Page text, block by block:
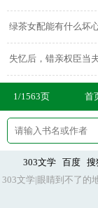
绿茶女配能有什么坏
失忆后，错亲权臣当
1/1563页 首
303文学 百度 搜
303文学|眼睛到不了的